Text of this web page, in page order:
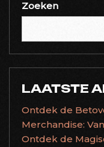
Zoeken
LAATSTE
Ontdek de
Merchandise:
Ontdek de